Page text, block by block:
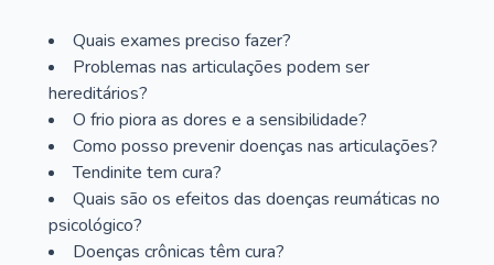
Quais exames preciso fazer?
Problemas nas articulações podem ser
hereditários?
O frio piora as dores e a sensibilidade?
Como posso prevenir doenças nas articulações?
Tendinite tem cura?
Quais são os efeitos das doenças reumáticas no
psicológico?
Doenças crônicas têm cura?